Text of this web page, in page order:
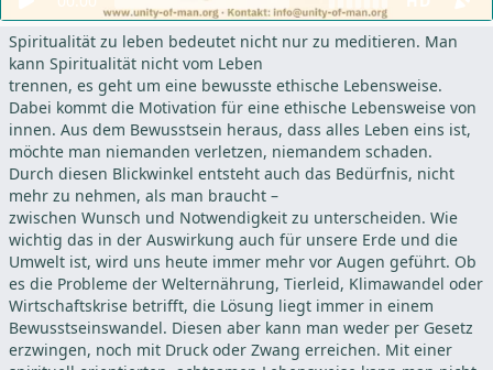
Spiritualität zu leben bedeutet nicht nur zu meditieren. Man
kann Spiritualität nicht vom Leben
trennen, es geht um eine bewusste ethische Lebensweise.
Dabei kommt die Motivation für eine ethische Lebensweise von
innen. Aus dem Bewusstsein heraus, dass alles Leben eins ist,
möchte man niemanden verletzen, niemandem schaden.
Durch diesen Blickwinkel entsteht auch das Bedürfnis, nicht
mehr zu nehmen, als man braucht –
zwischen Wunsch und Notwendigkeit zu unterscheiden. Wie
wichtig das in der Auswirkung auch für unsere Erde und die
Umwelt ist, wird uns heute immer mehr vor Augen geführt. Ob
es die Probleme der Welternährung, Tierleid, Klimawandel oder
Wirtschaftskrise betrifft, die Lösung liegt immer in einem
Bewusstseinswandel. Diesen aber kann man weder per Gesetz
erzwingen, noch mit Druck oder Zwang erreichen. Mit einer